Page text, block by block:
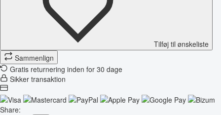
Tilføj til ønskeliste
Sammenlign
Gratis returnering inden for 30 dage
Sikker transaktion
Share: